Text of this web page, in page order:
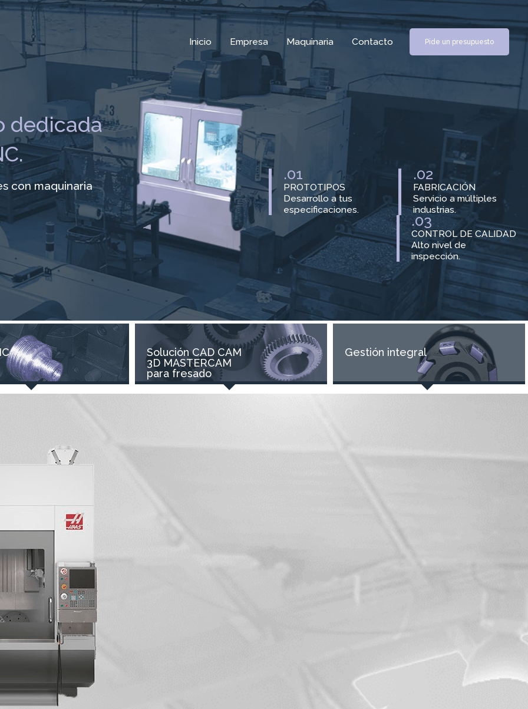
Inicio Empresa Maquinaria Contacto Pide un presupuesto
dedicada
con maquinaria
.01
PROTOTIPOS
Desarrollo a tus
especificaciones.
.02
FABRICACIÓN
Servicio a múltiples
industrias.
.03
CONTROL DE CALIDAD
Alto nivel de
inspección.
Solución CAD CAM
3D MASTERCAM
para fresado
Gestión integral